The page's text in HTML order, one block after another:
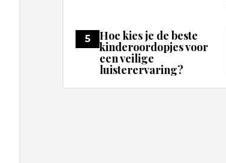
5 Hoe kies je de beste
kinderoordopjes voor
een veilige
luisterervaring?